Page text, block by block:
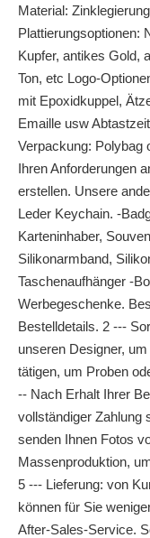
Material:
Plattierungsoptionen:
Kupfer, antikes Gold,
Ton, etc Logo-
mit Epoxidkuppel,
Emaille usw
Verpackung: Polybag
Ihren Anforderungen
erstellen. Unsere
Leder Keychain. -
Karteninhaber,
Silikonarmband,
Taschenaufhänger -
Werbegeschenke.
Bestelldetails. 2 ---
unseren Designer,
tätigen, um Proben
-- Nach Erhalt Ihrer
vollständiger Zahlung
senden Ihnen Fotos
Massenproduktion,
5 --- Lieferung: von
können für Sie
After-Sales-Service.